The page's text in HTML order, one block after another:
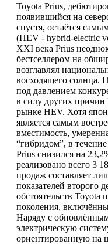
Тюнинг
Экомобиль
Техно
Экономика
Рынок
Автопром
Комтранс
Экспо
История
Toyota Prius,
появившийся на
спустя, остаётся
(HEV - hybrid-electric
XXI века Prius
бестселлером на
возглавлял
восходящего солнца.
под давлением
в силу других
рынке HEV. Хотя
является самым
вместимость,
“гибридом”, в
Prius снизился на
реализовано всего 3
продаж составляет
показателей второго
обстоятельств Toyota
поколения,
Наряду с
электрическую
ориентированную на